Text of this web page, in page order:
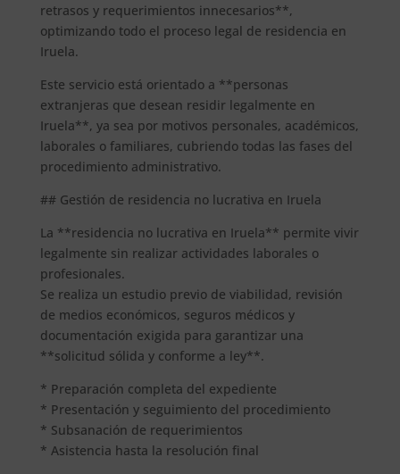
retrasos y requerimientos innecesarios**,
optimizando todo el proceso legal de residencia en
Iruela.
Este servicio está orientado a **personas
extranjeras que desean residir legalmente en
Iruela**, ya sea por motivos personales, académicos,
laborales o familiares, cubriendo todas las fases del
procedimiento administrativo.
## Gestión de residencia no lucrativa en Iruela
La **residencia no lucrativa en Iruela** permite vivir
legalmente sin realizar actividades laborales o
profesionales.
Se realiza un estudio previo de viabilidad, revisión
de medios económicos, seguros médicos y
documentación exigida para garantizar una
**solicitud sólida y conforme a ley**.
* Preparación completa del expediente
* Presentación y seguimiento del procedimiento
* Subsanación de requerimientos
* Asistencia hasta la resolución final